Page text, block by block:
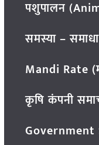
पशुपालन
समस्या –
Mandi Rate
कृषि कंपनी
Government